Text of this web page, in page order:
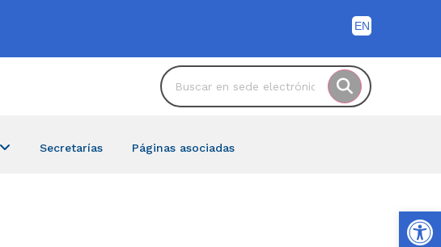
Secretarías Páginas asociadas